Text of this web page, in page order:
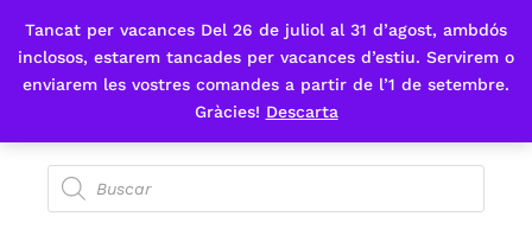
Tancat per vacances Del 26 de juliol al 31 d’agost, ambdós
inclosos, estarem tancades per vacances d’estiu. Servirem o
enviarem les vostres comandes a partir de l’1 de setembre.
Gràcies! Descarta
Fes-te'n sòcia